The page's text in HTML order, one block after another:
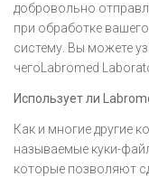
добровольно
при обработке
систему. Вы можете
чегоLabromed
Использует ли
Как и многие другие
называемые куки-
которые позволяют